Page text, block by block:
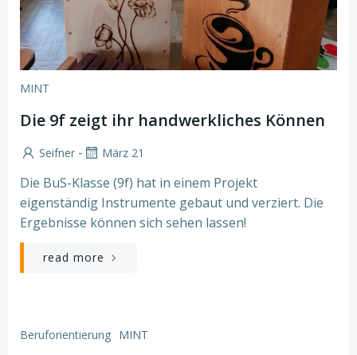
MINT
Die 9f zeigt ihr handwerkliches Können
Seifner - März 21
Die BuS-Klasse (9f) hat in einem Projekt
eigenständig Instrumente gebaut und verziert. Die
Ergebnisse können sich sehen lassen!
read more
Beruforientierung MINT